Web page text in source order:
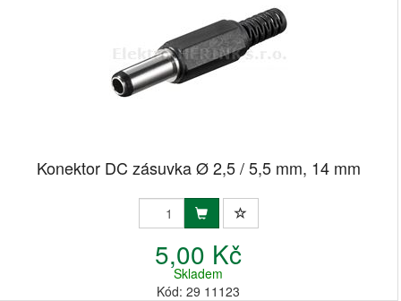
Konektor DC zásuvka Ø 2,5 / 5,5 mm, 14 mm
5,00 Kč
Skladem
Kód: 29 11123